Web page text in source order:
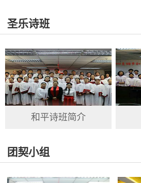
况比较复杂
月19日起，
圣乐诗班
和平诗班简介
团契小组